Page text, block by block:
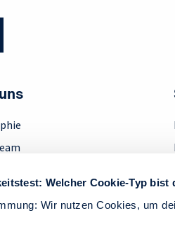
Welcher Cookie-Typ bist
Wir nutzen Cookies, um